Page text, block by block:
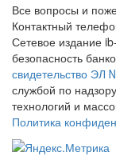
Все вопросы и
Контактный
Сетевое издание
безопасность
свидетельство
службой по
технологий и
Политика